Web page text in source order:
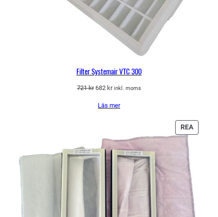
Filter Systemair VTC 300
721kr Det
priset
682 krDet
priset
inkl. moms
Läs mer
REA
PÅ